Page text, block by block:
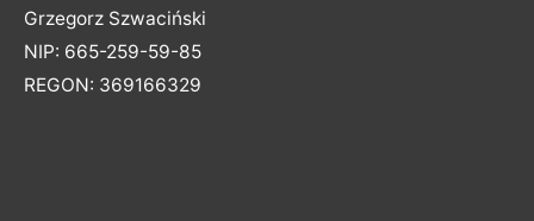
Grzegorz Szwaciński
NIP: 665-259-59-85
REGON: 369166329